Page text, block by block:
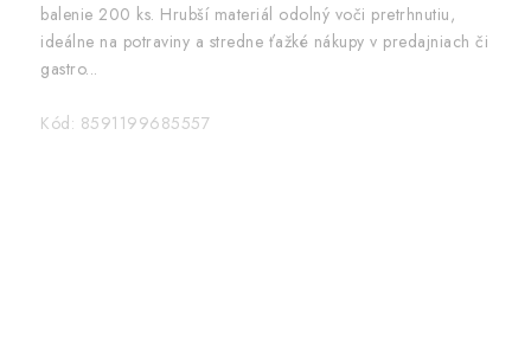
balenie 200 ks. Hrubší materiál odolný voči pretrhnutiu,
ideálne na potraviny a stredne ťažké nákupy v predajniach či
gastro...
Kód: 8591199685557